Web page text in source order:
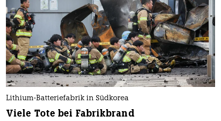
Lithium-Batteriefabrik in Südkorea
Viele Tote bei Fabrikbrand